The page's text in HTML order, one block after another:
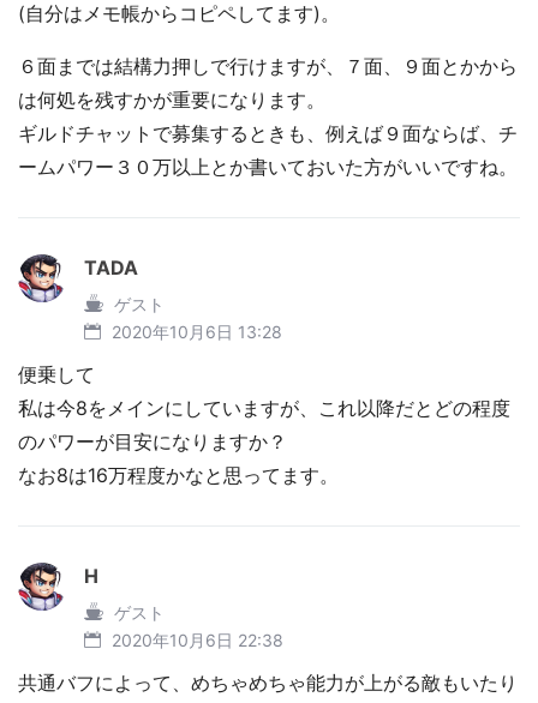
(自分はメモ帳からコピペしてます)。
６面までは結構力押しで行けますが、７面、９面とかから
は何処を残すかが重要になります。
ギルドチャットで募集するときも、例えば９面ならば、チ
ームパワー３０万以上とか書いておいた方がいいですね。
TADA
ゲスト
2020年10月6日 13:28
便乗して
私は今8をメインにしていますが、これ以降だとどの程度
のパワーが目安になりますか？
なお8は16万程度かなと思ってます。
H
ゲスト
2020年10月6日 22:38
共通バフによって、めちゃめちゃ能力が上がる敵もいたり